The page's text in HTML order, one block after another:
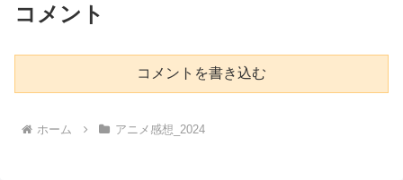
コメント
コメントを書き込む
ホーム アニメ感想_2024